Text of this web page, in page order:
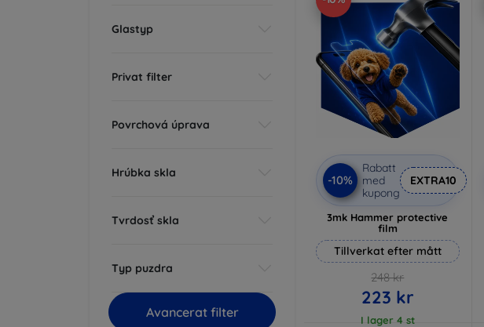
Glastyp
Privat filter
Povrchová úprava
Hrúbka skla
Tvrdosť skla
Typ puzdra
Avancerat filter
-10%
Rabatt
med
kupong
EXTRA10
3mk Hammer protective
film
Tillverkat efter mått
248 kr
223 kr
I lager 4 st